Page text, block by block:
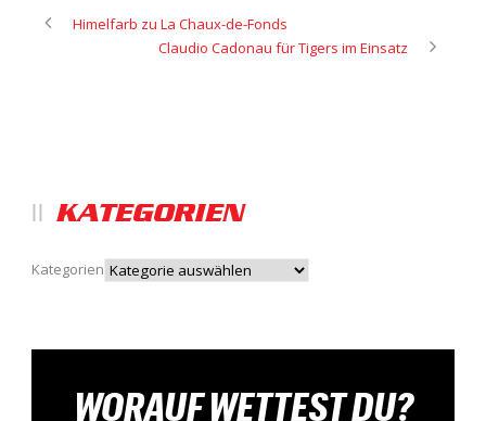
Himelfarb zu La Chaux-de-Fonds
Claudio Cadonau für Tigers im Einsatz
KATEGORIEN
Kategorien